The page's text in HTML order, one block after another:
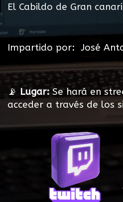
El Cabildo de Gran
Impartido por: José
📡 Lugar:Se hará en
acceder a través de los